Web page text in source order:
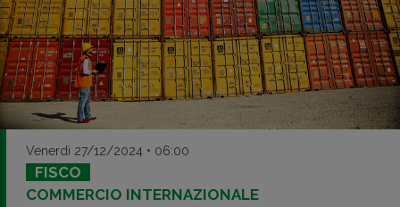
Venerdì 27/12/2024 • 06:00
FISCO
COMMERCIO INTERNAZIONALE